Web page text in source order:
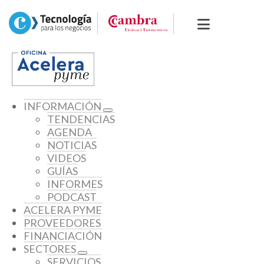
INFORMACIÓN
TENDENCIAS
AGENDA
NOTICIAS
VIDEOS
GUÍAS
INFORMES
PODCAST
ACELERA PYME
PROVEEDORES
FINANCIACIÓN
SECTORES